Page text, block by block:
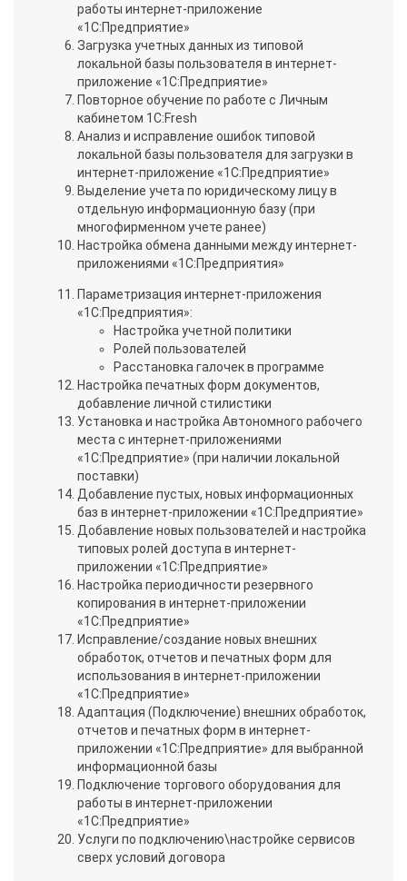
работы интернет-приложение
«1С:Предприятие»
Загрузка учетных данных из типовой
локальной базы пользователя в интернет-
приложение «1С:Предприятие»
Повторное обучение по работе с Личным
кабинетом 1С:Fresh
Анализ и исправление ошибок типовой
локальной базы пользователя для загрузки в
интернет-приложение «1С:Предприятие»
Выделение учета по юридическому лицу в
отдельную информационную базу (при
многофирменном учете ранее)
Настройка обмена данными между интернет-
приложениями «1С:Предприятия»
Параметризация интернет-приложения
«1С:Предприятия»:
Настройка учетной политики
Ролей пользователей
Расстановка галочек в программе
Настройка печатных форм документов,
добавление личной стилистики
Установка и настройка Автономного рабочего
места с интернет-приложениями
«1С:Предприятие» (при наличии локальной
поставки)
Добавление пустых, новых информационных
баз в интернет-приложении «1С:Предприятие»
Добавление новых пользователей и настройка
типовых ролей доступа в интернет-
приложении «1С:Предприятие»
Настройка периодичности резервного
копирования в интернет-приложении
«1С:Предприятие»
Исправление/создание новых внешних
обработок, отчетов и печатных форм для
использования в интернет-приложении
«1С:Предприятие»
Адаптация (Подключение) внешних обработок,
отчетов и печатных форм в интернет-
приложении «1С:Предприятие» для выбранной
информационной базы
Подключение торгового оборудования для
работы в интернет-приложении
«1С:Предприятие»
Услуги по подключению\настройке сервисов
сверх условий договора